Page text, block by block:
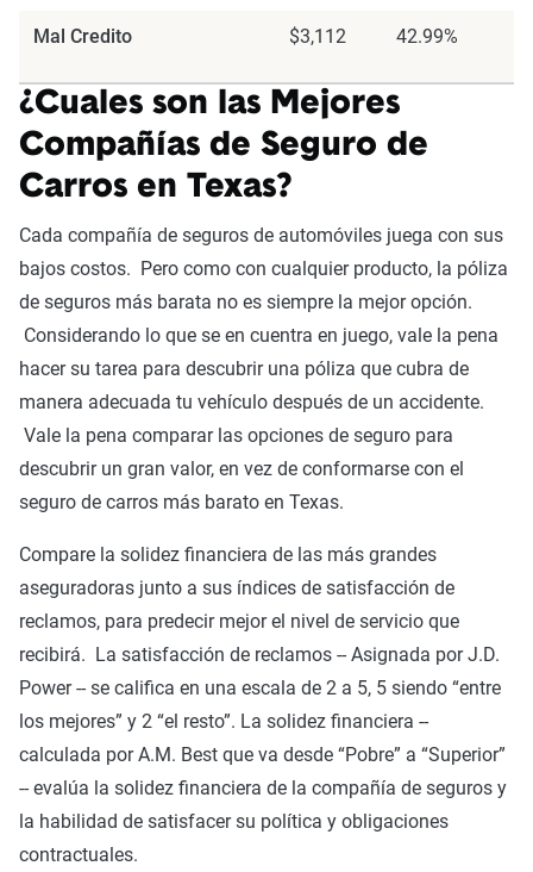
Mal Credito $3,112 42.99%
¿Cuales son las Mejores
Compañías de Seguro de
Carros en Texas?
Cada compañía de seguros de automóviles juega con sus
bajos costos. Pero como con cualquier producto, la póliza
de seguros más barata no es siempre la mejor opción.
Considerando lo que se en cuentra en juego, vale la pena
hacer su tarea para descubrir una póliza que cubra de
manera adecuada tu vehículo después de un accidente.
Vale la pena comparar las opciones de seguro para
descubrir un gran valor, en vez de conformarse con el
seguro de carros más barato en Texas.
Compare la solidez financiera de las más grandes
aseguradoras junto a sus índices de satisfacción de
reclamos, para predecir mejor el nivel de servicio que
recibirá. La satisfacción de reclamos -- Asignada por J.D.
Power -- se califica en una escala de 2 a 5, 5 siendo “entre
los mejores” y 2 “el resto”. La solidez financiera --
calculada por A.M. Best que va desde “Pobre” a “Superior”
-- evalúa la solidez financiera de la compañía de seguros y
la habilidad de satisfacer su política y obligaciones
contractuales.